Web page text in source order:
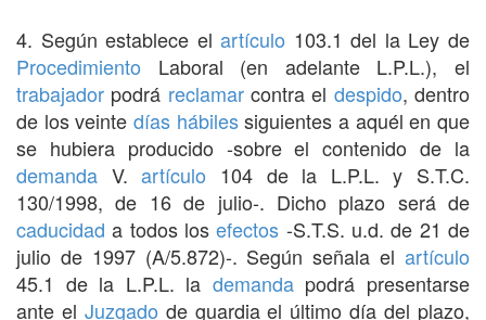
4. Según establece elartículo 103.1 del la Ley de
Procedimiento Laboral (en adelante L.P.L.), el
trabajador podrá reclamarcontra el despido, dentro
de los veinte días hábilessiguientes a aquél en que
se hubiera producido -sobre el contenido de la
demanda V.artículo 104 de la L.P.L. y S.T.C.
130/1998, de 16 de julio-. Dicho plazo será de
caducidad a todos losefectos -S.T.S. u.d. de 21 de
julio de 1997 (A/5.872)-. Según señala el artículo
45.1 de la L.P.L. la demandapodrá presentarse
ante el Juzgado de guardia el último día del plazo,